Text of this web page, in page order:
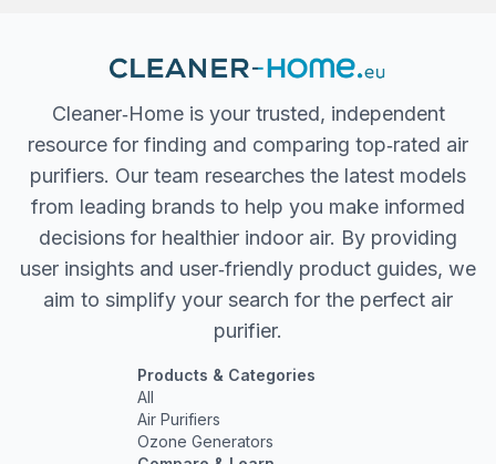
Cleaner‐Home is your trusted, independent
resource for finding and comparing top‐rated air
purifiers. Our team researches the latest models
from leading brands to help you make informed
decisions for healthier indoor air. By providing
user insights and user‐friendly product guides, we
aim to simplify your search for the perfect air
purifier.
Products & Categories
All
Air Purifiers
Ozone Generators